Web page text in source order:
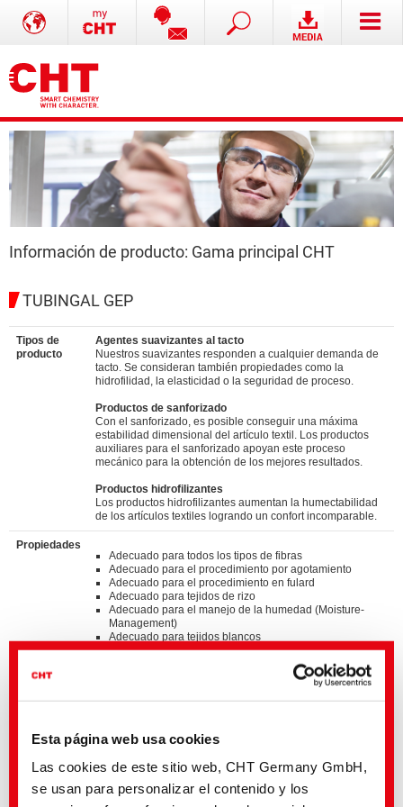
Esta página web usa cookies
Las cookies de este sitio web, CHT Germany GmbH,
se usan para personalizar el contenido y los
Información de producto: Gama principal CHT
TUBINGAL GEP
Tipos de
producto
Agentes suavizantes al tacto
Nuestros suavizantes responden a cualquier demanda de
tacto. Se consideran también propiedades como la
hidrofilidad, la elasticidad o la seguridad de proceso.
Productos de sanforizado
Con el sanforizado, es posible conseguir una máxima
estabilidad dimensional del artículo textil. Los productos
auxiliares para el sanforizado apoyan este proceso
mecánico para la obtención de los mejores resultados.
Productos hidrofilizantes
Los productos hidrofilizantes aumentan la humectabilidad
de los artículos textiles logrando un confort incomparable.
Propiedades
Adecuado para todos los tipos de fibras
Adecuado para el procedimiento por agotamiento
Adecuado para el procedimiento en fulard
Adecuado para tejidos de rizo
Adecuado para el manejo de la humedad (Moisture-
Management)
Adecuado para tejidos blancos
Buena suavidad al tacto
bluesign®APPROVED chemical product
ECOCERT GREENLIFE
ZDHC MRSL v3.1 Conformance Level 3
Suitable for application on textile articles intended to fulfil